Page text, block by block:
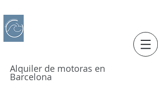
Alquiler de motoras en
Barcelona